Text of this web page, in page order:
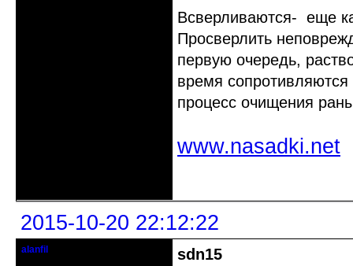
Всверливаются- еще
Просверлить
первую очередь,
время
процесс очищения
www.nasadki.net
2015-10-20 22:12:22
alanfil
sdn15